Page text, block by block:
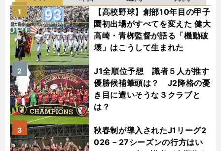
【高校野球】創部10年目の甲子
園初出場がすべてを変えた 健大
高崎・青栁監督が語る「機動破
壊」はこうして生まれた
1
J1全順位予想 識者５人が推す
優勝候補筆頭は？ J2降格の憂
き目に遭いそうな３クラブと
は？
2
秋春制が導入されたJ1リーグ2
026－27シーズンの行方はい
3